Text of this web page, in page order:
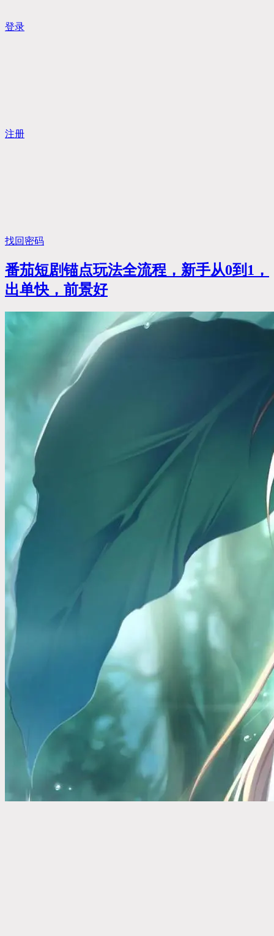
登录
注册
找回密码
番茄短剧锚点玩法全流程，新手从0到1，
出单快，前景好